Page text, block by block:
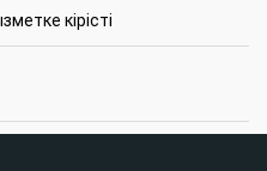
кірісті